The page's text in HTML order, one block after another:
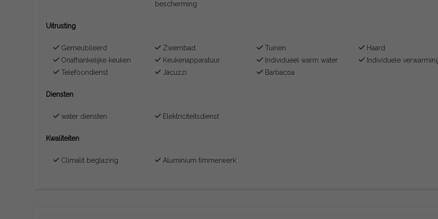
bescherming
Uitrusting
Gemeubileerd Zwembad Tuinen
Haard
Onafhankelijke keuken
Keukenapparatuur Individueel warm water
Individuele
Telefoondienst
Jacuzzi Barbacoa
Diensten
water diensten Elektriciteitsdienst
Kwaliteiten
Climalit beglazing Aluminium timmerwerk